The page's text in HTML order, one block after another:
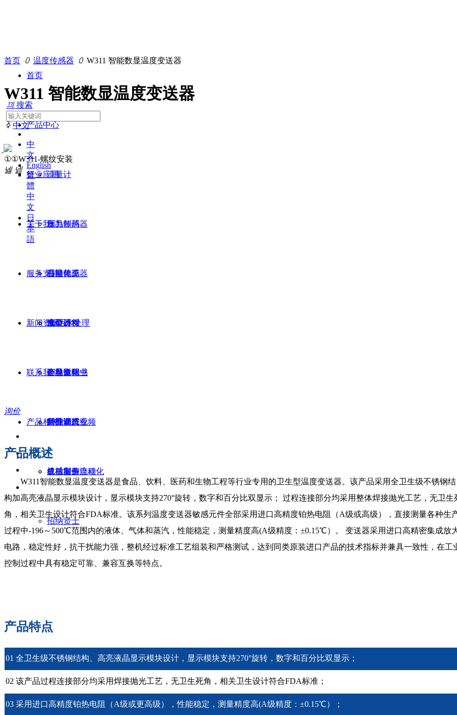
首页
产品中心
流量计
压力传感器
温度传感器
液位计
行业应用
食品制药
石油化工
水/污水处理
半导体行业
新能源行业
机械制造自动化
关于我们
公司简介
发展历程
企业文化
荣誉资质
成功案例
招纳贤士
服务支持
选型资料
产品说明书
产品调试视频
售后服务流程
新闻资讯
公司新闻
行业动态
联系我们
产品相关
끠 搜索
ꀅ 中文
中
文
English
繁
體
中
文
日
本
語
首页 ꄲ 温度传感器 ꄲ W311 智能数显温度变送器
W311 智能数显温度变送器
①①W311-螺纹安装
넳 넲
询价
产品概述
W311智能数显温度变送器是食品、饮料、医药和生物工程等行业专用的卫生型温度变送器。该产品采用全卫生级不锈钢结
构加高亮液晶显示模块设计，显示模块支持270°旋转，数字和百分比双显示； 过程连接部分均采用整体焊接抛光工艺，无卫生
角，相关卫生设计符合FDA标准。该系列温度变送器敏感元件全部采用进口高精度铂热电阻（A级或高级），直接测量各种生
过程中-196～500℃范围内的液体、气体和蒸汽，性能稳定，测量精度高(A级精度：±0.15℃）。 变送器采用进口高精密集成放
电路，稳定性好，抗干扰能力强，整机经过标准工艺组装和严格测试，达到同类原装进口产品的技术指标并兼具一致性，在工
控制过程中具有稳定可靠、兼容互换等特点。
产品特点
01 全卫生级不锈钢结构、高亮液晶显示模块设计，显示模块支持270°旋转，数字和百分比双显示；
02 该产品过程连接部分均采用焊接抛光工艺，无卫生死角，相关卫生设计符合FDA标准；
03 采用进口高精度铂热电阻（A级或更高级），性能稳定，测量精度高(A级精度：±0.15℃）；